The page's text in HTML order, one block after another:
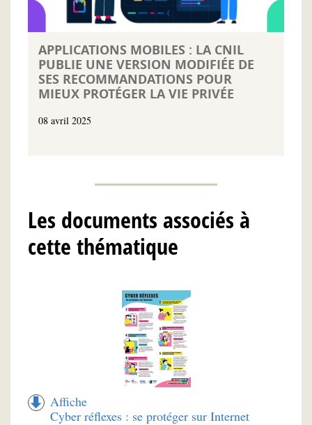
APPLICATIONS MOBILES : LA CNIL
PUBLIE UNE VERSION MODIFIÉE DE
SES RECOMMANDATIONS POUR
MIEUX PROTÉGER LA VIE PRIVÉE
08 avril 2025
Les documents associés à
cette thématique
Affiche
Cyber réflexes : se protéger sur Internet